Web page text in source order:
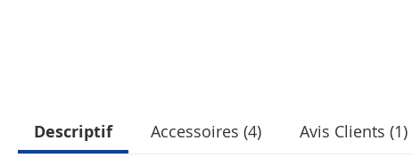
Descriptif Accessoires (4) Avis Clients (1)